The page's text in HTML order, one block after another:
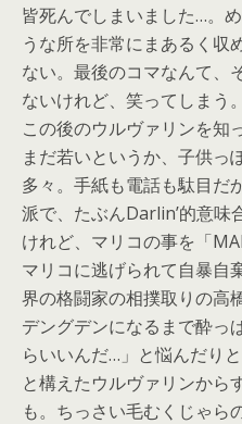
皆死んでしまいました…。
うな所を非常にまあるく収
ない。最後のコマなんて、
ないけれど、笑ってしまう。
この後のウルヴァリンを知
まだ若いというか、子供っ
多々。手紙も電話も駄目だ
派で、たぶんDarlin’的意味
けれど、マリコの事を「
マリコに逃げられて自暴自
界の格闘家の相撲取りの高
デングデンになるまで酔っ
らいいんだ…」と悩んだり
と構えたウルヴァリンから
も。ちっさい毛むくじゃら